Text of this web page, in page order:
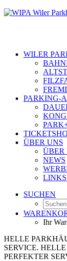
WILER
PARKING-
ÜBER UNS
ÜBER
NEWS
LINKS
SUCHEN
Ihr
HELLE
SERVICE. HELLE
PERFEKTER